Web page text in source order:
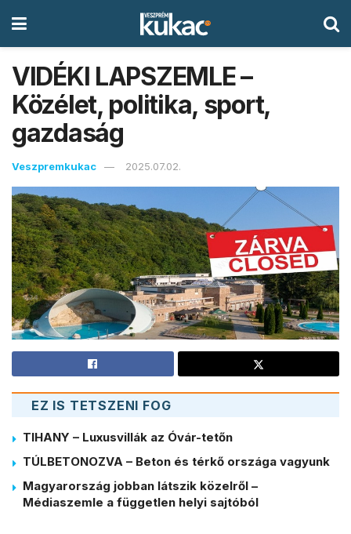
VIDÉKI LAPSZEMLE –
Közélet, politika, sport,
gazdaság
Veszpremkukac 2025.07.02.
EZ IS TETSZENI FOG
TIHANY – Luxusvillák az Óvár-tetőn
TÚLBETONOZVA – Beton és térkő országa vagyunk
Magyarország jobban látszik közelről –
Médiaszemle a független helyi sajtóból